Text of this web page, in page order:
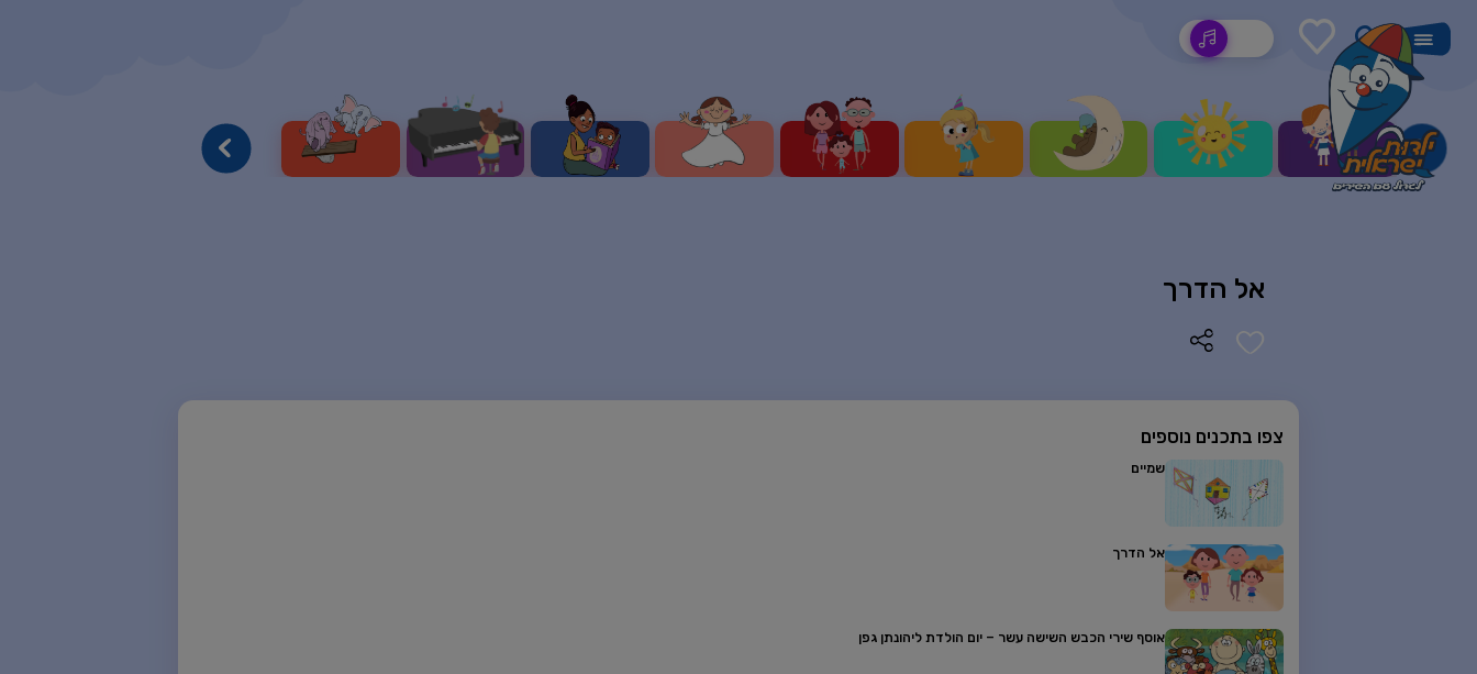
שירים
אל הדרך
צפו בתכנים נוספים
שמיים
אל הדרך
אוסף שירי הכבש השישה עשר – יום הולדת ליהונתן גפן